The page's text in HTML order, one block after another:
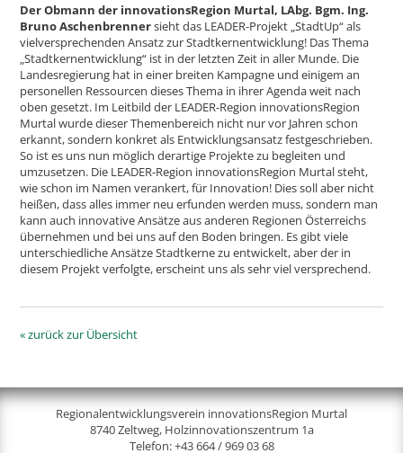
Der Obmann der innovationsRegion Murtal, LAbg. Bgm. Ing.
Bruno Aschenbrennersieht das LEADER-Projekt „StadtUp“ als
vielversprechenden Ansatz zur Stadtkernentwicklung! Das Thema
„Stadtkernentwicklung“ ist in der letzten Zeit in aller Munde. Die
Landesregierung hat in einer breiten Kampagne und einigem an
personellen Ressourcen dieses Thema in ihrer Agenda weit nach
oben gesetzt. Im Leitbild der LEADER-Region innovationsRegion
Murtal wurde dieser Themenbereich nicht nur vor Jahren schon
erkannt, sondern konkret als Entwicklungsansatz festgeschrieben.
So ist es uns nun möglich derartige Projekte zu begleiten und
umzusetzen. Die LEADER-Region innovationsRegion Murtal steht,
wie schon im Namen verankert, für Innovation! Dies soll aber nicht
heißen, dass alles immer neu erfunden werden muss, sondern man
kann auch innovative Ansätze aus anderen Regionen Österreichs
übernehmen und bei uns auf den Boden bringen. Es gibt viele
unterschiedliche Ansätze Stadtkerne zu entwickelt, aber der in
diesem Projekt verfolgte, erscheint uns als sehr viel versprechend.
« zurück zur Übersicht
Regionalentwicklungsverein innovationsRegion Murtal
8740 Zeltweg, Holzinnovationszentrum 1a
Telefon:+43 664 / 969 03 68